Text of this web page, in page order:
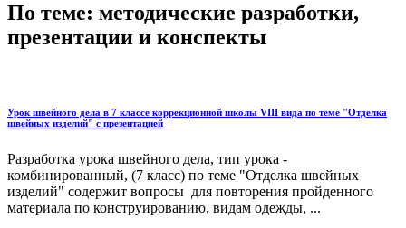
По теме: методические разработки,
презентации и конспекты
Урок швейного дела в 7 классе коррекционной школы VIII вида по теме "Отделка
швейных изделий" с презентацией
Разработка урока швейного дела, тип урока -
комбинированный, (7 класс) по теме "Отделка швейных
изделий" содержит вопросы для повторения пройденного
материала по конструированию, видам одежды, ...